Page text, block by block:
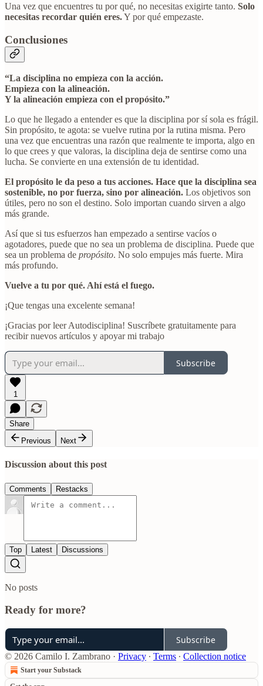
Una vez que encuentres tu por qué, no necesitas exigirte tanto. Solo
necesitas recordar quién eres.Y por qué empezaste.
Conclusiones
“La disciplina no empieza con la acción.
Empieza con la alineación.
Y la alineación empieza con el propósito.”
Lo que he llegado a entender es que la disciplina por sí sola es frágil.
Sin propósito, te agota: se vuelve rutina por la rutina misma. Pero
una vez que encuentras una razón que realmente te importa, algo en
lo que crees y que valoras, la disciplina deja de sentirse como una
lucha. Se convierte en una extensión de tu identidad.
El propósito le da peso a tus acciones. Hace que la disciplina sea
sostenible, no por fuerza, sino por alineación. Los objetivos son
útiles, pero no son el destino. Solo importan cuando sirven a algo
más grande.
Así que si tus esfuerzos han empezado a sentirse vacíos o
agotadores, puede que no sea un problema de disciplina. Puede que
sea un problema de propósito. No solo empujes más fuerte. Mira
más profundo.
Vuelve a tu por qué. Ahí está el fuego.
¡Que tengas una excelente semana!
¡Gracias por leer Autodisciplina! Suscríbete gratuitamente para
recibir nuevos artículos y apoyar mi trabajo
Subscribe
1
Share
Previous
Next
Discussion about this post
Comments Restacks
Top Latest Discussions
No posts
Ready for more?
Subscribe
© 2026 Camilo I. Zambrano · Privacy ∙ Terms ∙ Collection notice
Start your Substack